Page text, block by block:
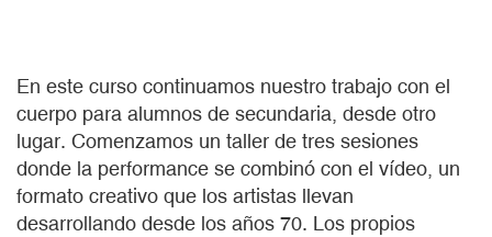
En este curso continuamos nuestro trabajo con el
cuerpo para alumnos de secundaria, desde otro
lugar. Comenzamos un taller de tres sesiones
donde la performance se combinó con el vídeo, un
formato creativo que los artistas llevan
desarrollando desde los años 70. Los propios